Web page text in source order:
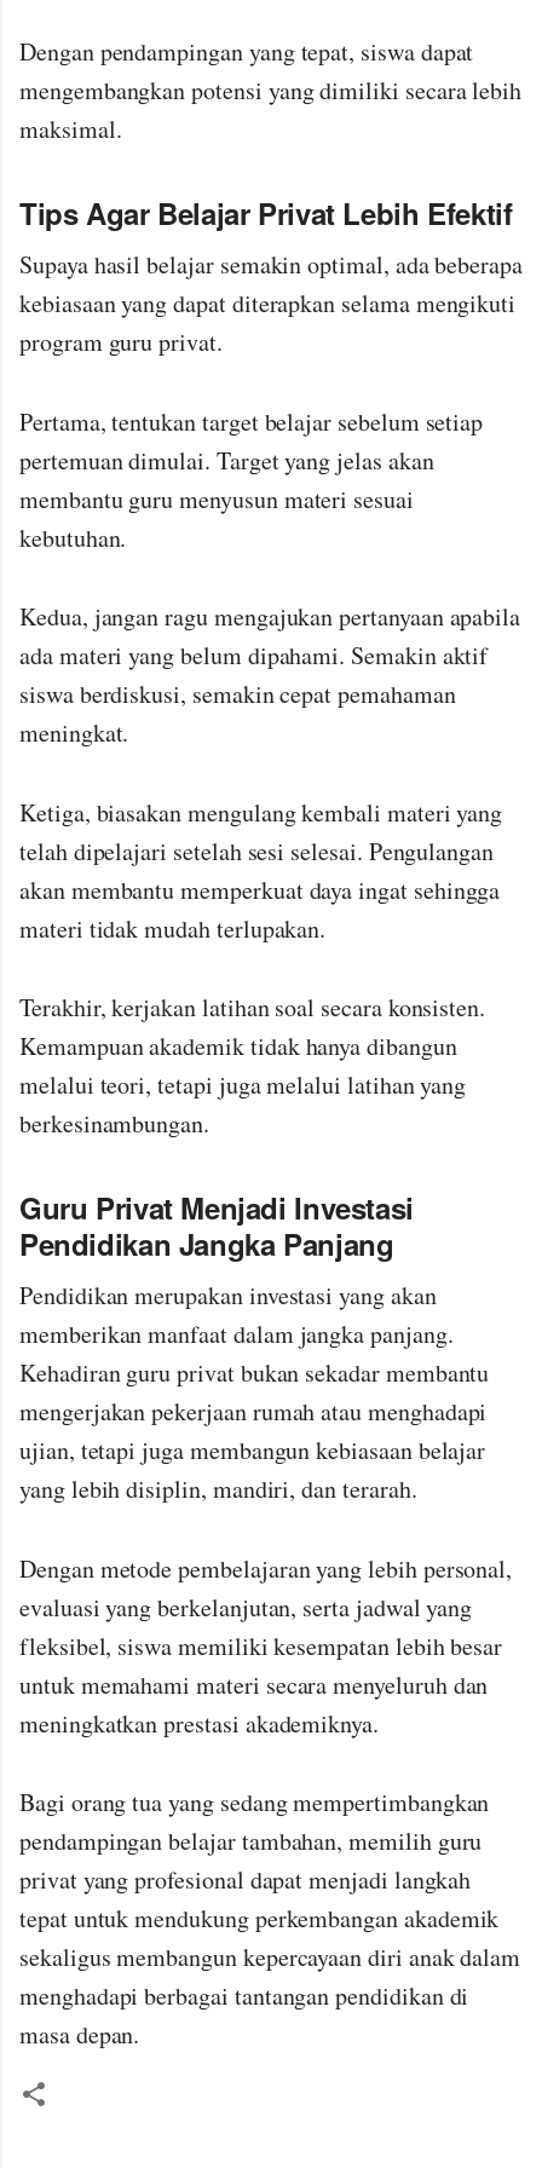
Dengan pendampingan yang tepat, siswa dapat
mengembangkan potensi yang dimiliki secara lebih
maksimal.
Tips Agar Belajar Privat Lebih Efektif
Supaya hasil belajar semakin optimal, ada beberapa
kebiasaan yang dapat diterapkan selama mengikuti
program guru privat.
Pertama, tentukan target belajar sebelum setiap
pertemuan dimulai. Target yang jelas akan
membantu guru menyusun materi sesuai
kebutuhan.
Kedua, jangan ragu mengajukan pertanyaan apabila
ada materi yang belum dipahami. Semakin aktif
siswa berdiskusi, semakin cepat pemahaman
meningkat.
Ketiga, biasakan mengulang kembali materi yang
telah dipelajari setelah sesi selesai. Pengulangan
akan membantu memperkuat daya ingat sehingga
materi tidak mudah terlupakan.
Terakhir, kerjakan latihan soal secara konsisten.
Kemampuan akademik tidak hanya dibangun
melalui teori, tetapi juga melalui latihan yang
berkesinambungan.
Guru Privat Menjadi Investasi
Pendidikan Jangka Panjang
Pendidikan merupakan investasi yang akan
memberikan manfaat dalam jangka panjang.
Kehadiran guru privat bukan sekadar membantu
mengerjakan pekerjaan rumah atau menghadapi
ujian, tetapi juga membangun kebiasaan belajar
yang lebih disiplin, mandiri, dan terarah.
Dengan metode pembelajaran yang lebih personal,
evaluasi yang berkelanjutan, serta jadwal yang
fleksibel, siswa memiliki kesempatan lebih besar
untuk memahami materi secara menyeluruh dan
meningkatkan prestasi akademiknya.
Bagi orang tua yang sedang mempertimbangkan
pendampingan belajar tambahan, memilih guru
privat yang profesional dapat menjadi langkah
tepat untuk mendukung perkembangan akademik
sekaligus membangun kepercayaan diri anak dalam
menghadapi berbagai tantangan pendidikan di
masa depan.